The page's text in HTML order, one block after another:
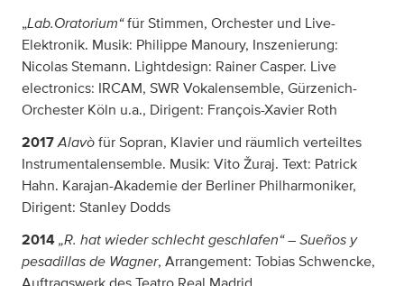
„Lab.Oratorium“für Stimmen, Orchester und Live-
Elektronik. Musik: Philippe Manoury, Inszenierung:
Nicolas Stemann. Lightdesign: Rainer Casper. Live
electronics: IRCAM, SWR Vokalensemble, Gürzenich-
Orchester Köln u.a., Dirigent: François-Xavier Roth
2017 Alavò für Sopran, Klavier und räumlich verteiltes
Instrumentalensemble. Musik: Vito Žuraj. Text: Patrick
Hahn. Karajan-Akademie der Berliner Philharmoniker,
Dirigent: Stanley Dodds
2014 „R. hat wieder schlecht geschlafen“ – Sueños y
pesadillas de Wagner, Arrangement: Tobias Schwencke,
Auftragswerk des Teatro Real Madrid